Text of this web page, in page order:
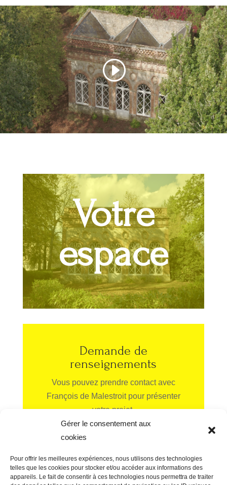
Gérer le consentement aux
cookies
Pour offrir les meilleures expériences, nous utilisons des technologies
telles que les cookies pour stocker et/ou accéder aux informations des
appareils. Le fait de consentir à ces technologies nous permettra de traiter
Votre
espace
Demande de
renseignements
Vous pouvez prendre contact avec
François de Malestroit pour présenter
votre projet.